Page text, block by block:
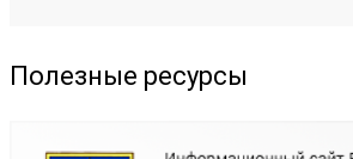
Полезные ресурсы